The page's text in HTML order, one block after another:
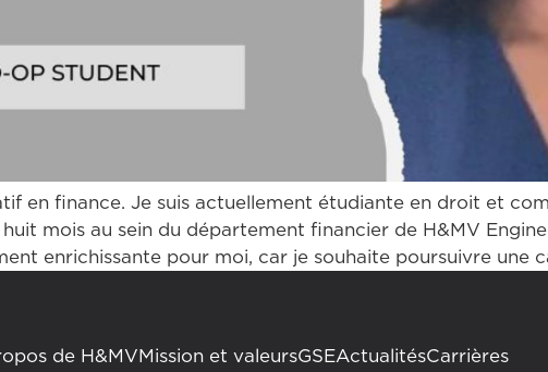
en finance. Je suis actuellement étudiante en droit et
mois au sein du département financier de H&MV
enrichissante pour moi, car je souhaite poursuivre une
de H&MV Mission et valeursGSEActualitésCarrières